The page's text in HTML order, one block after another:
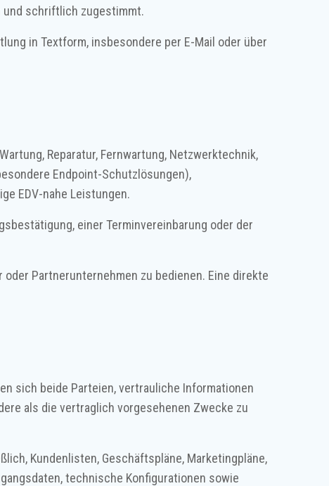
und schriftlich zugestimmt.
in Textform, insbesondere per E-Mail oder über
Reparatur, Fernwartung, Netzwerktechnik,
Endpoint-Schutzlösungen),
EDV-nahe Leistungen.
einer Terminvereinbarung oder der
Partnerunternehmen zu bedienen. Eine direkte
sich beide Parteien, vertrauliche Informationen
als die vertraglich vorgesehenen Zwecke zu
Kundenlisten, Geschäftspläne, Marketingpläne,
technische Konfigurationen sowie